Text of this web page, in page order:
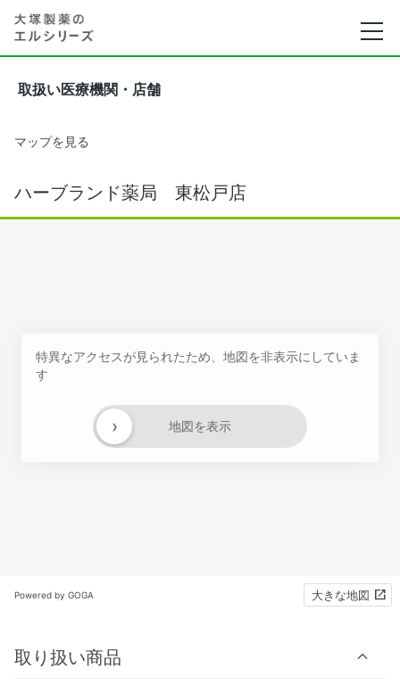
取扱い医療機関・店舗
マップを見る
ハーブランド薬局 東松戸店
特異なアクセスが見られたため、地図を非表示にしていま
す
地図を表示
›
Powered by GOGA 大きな地図
取り扱い商品